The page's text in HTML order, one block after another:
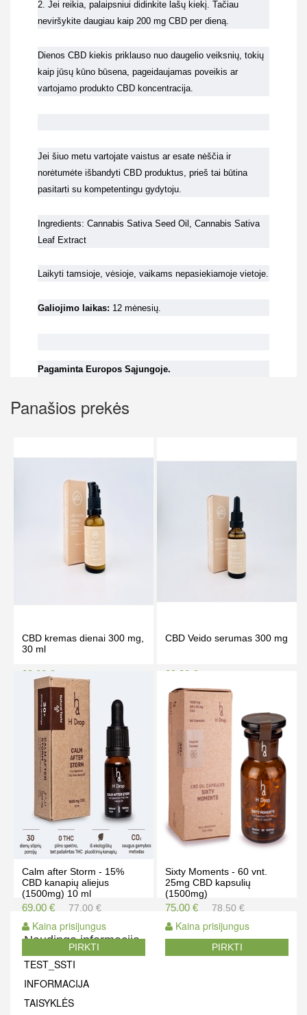
2. Jei reikia, palaipsniui didinkite lašų kiekį. Tačiau
neviršykite daugiau kaip 200 mg CBD per dieną.
Dienos CBD kiekis priklauso nuo daugelio veiksnių, tokių
kaip jūsų kūno būsena, pageidaujamas poveikis ar
vartojamo produkto CBD koncentracija.
Jei šiuo metu vartojate vaistus ar esate nėščia ir
norėtumėte išbandyti CBD produktus, prieš tai būtina
pasitarti su kompetentingu gydytoju.
Ingredients: Cannabis Sativa Seed Oil, Cannabis Sativa
Leaf Extract
Laikyti tamsioje, vėsioje, vaikams nepasiekiamoje vietoje.
Galiojimo laikas: 12 mėnesių.
Pagaminta Europos Sąjungoje.
Panašios prekės
CBD kremas dienai 300 mg,
30 ml
29.00 €
Kaina prisijungus
PIRKTI
CBD Veido serumas 300 mg
29.00 €
Kaina prisijungus
PIRKTI
Calm after Storm - 15%
CBD kanapių aliejus
(1500mg) 10 ml
69.00 €
Kaina prisijungus
77.00 €
PIRKTI
Sixty Moments - 60 vnt.
25mg CBD kapsulių
(1500mg)
75.00 €
Kaina prisijungus
78.50 €
PIRKTI
Naudinga informacija
TEST_SSTI
INFORMACIJA
TAISYKLĖS